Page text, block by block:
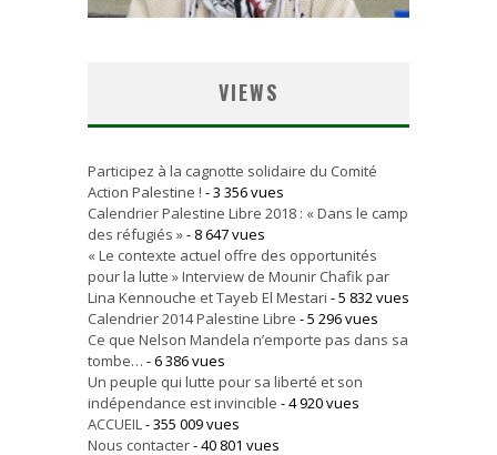
VIEWS
Participez à la cagnotte solidaire du Comité
Action Palestine ! - 3 356 vues
Calendrier Palestine Libre 2018 : « Dans le camp
des réfugiés »- 8 647 vues
« Le contexte actuel offre des opportunités
pour la lutte » Interview de Mounir Chafik par
Lina Kennouche et Tayeb El Mestari - 5 832 vues
Calendrier 2014 Palestine Libre - 5 296 vues
Ce que Nelson Mandela n’emporte pas dans sa
tombe… - 6 386 vues
Un peuple qui lutte pour sa liberté et son
indépendance est invincible - 4 920 vues
ACCUEIL - 355 009 vues
Nous contacter- 40 801 vues